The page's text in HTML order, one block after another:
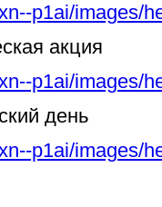
p1ai/images/
акция
p1ai/images/
день
p1ai/images/